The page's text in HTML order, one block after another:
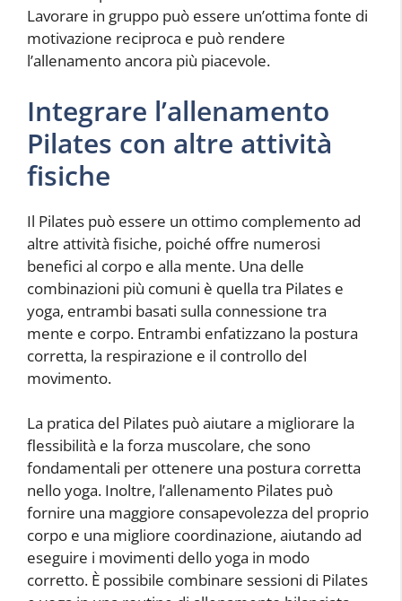
Lavorare in gruppo può essere un’ottima fonte di
motivazione reciproca e può rendere
l’allenamento ancora più piacevole.
Integrare l’allenamento
Pilates con altre attività
fisiche
Il Pilates può essere un ottimo complemento ad
altre attività fisiche, poiché offre numerosi
benefici al corpo e alla mente. Una delle
combinazioni più comuni è quella tra Pilates e
yoga, entrambi basati sulla connessione tra
mente e corpo. Entrambi enfatizzano la postura
corretta, la respirazione e il controllo del
movimento.
La pratica del Pilates può aiutare a migliorare la
flessibilità e la forza muscolare, che sono
fondamentali per ottenere una postura corretta
nello yoga. Inoltre, l’allenamento Pilates può
fornire una maggiore consapevolezza del proprio
corpo e una migliore coordinazione, aiutando ad
eseguire i movimenti dello yoga in modo
corretto. È possibile combinare sessioni di Pilates